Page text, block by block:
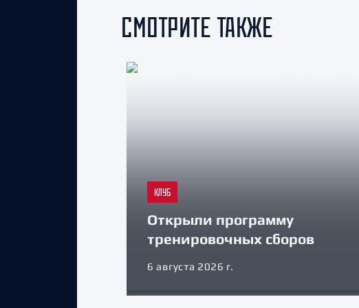
СМОТРИТЕ ТАКЖЕ
КЛУБ
Открыли программу
тренировочных сборов
6 августа 2026 г.